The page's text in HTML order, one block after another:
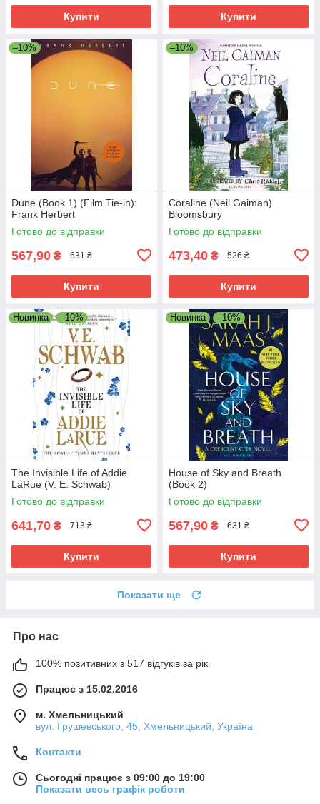
Купити Купити
–10%
Dune (Book 1) (Film Tie-in):
Frank Herbert
Готово до відправки
567,90 ₴ 631 ₴
Купити
–10%
Coraline (Neil Gaiman)
Bloomsbury
Готово до відправки
473,40 ₴ 526 ₴
Купити
Новинка –10%
The Invisible Life of Addie
LaRue (V. E. Schwab)
Готово до відправки
641,70 ₴ 713 ₴
Купити
Новинка –10%
House of Sky and Breath
(Book 2)
Готово до відправки
567,90 ₴ 631 ₴
Купити
Показати ще
Про нас
100% позитивних з 517 відгуків за рік
Працює з 15.02.2016
м. Хмельницький
вул. Грушевського, 45, Хмельницький, Україна
Контакти
Сьогодні працює з 09:00 до 19:00
Показати весь графік роботи